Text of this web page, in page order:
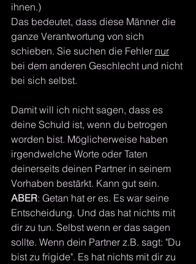
ihnen.)
Das bedeutet, dass diese Männer die
ganze Verantwortung von sich
schieben. Sie suchen die Fehler nur
bei dem anderen Geschlecht und nicht
bei sich selbst.
Damit will ich nicht sagen, dass es
deine Schuld ist, wenn du betrogen
worden bist. Möglicherweise haben
irgendwelche Worte oder Taten
deinerseits deinen Partner in seinem
Vorhaben bestärkt. Kann gut sein.
ABER: Getan hat er es. Es war seine
Entscheidung. Und das hat nichts mit
dir zu tun. Selbst wenn er das sagen
sollte. Wenn dein Partner z.B. sagt: "Du
bist zu frigide". Es hat nichts mit dir zu